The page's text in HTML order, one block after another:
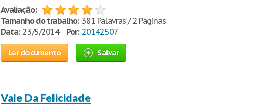
Avaliação:
Tamanho do trabalho:381 Palavras / 2 Páginas
Data:23/5/2014 Por:20142507
Ler documento Salvar
Vale Da Felicidade